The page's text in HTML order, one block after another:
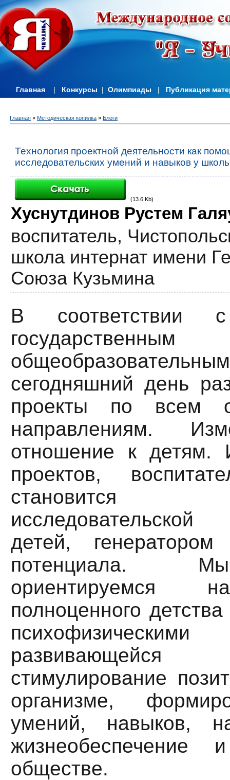
Главная | Конкурсы | Олимпиады | Публикация
Главная » Методическая копилка » Блоги
Технология проектной деятельности как
исследовательских умений и навыков у
(13.6 Kb)
Хуснутдинов Рустем
воспитатель,
школа интернат имени
Союза Кузьмина
В соответствии
государственным
сегодняшний день
проекты по всем
направлениям.
отношение к детям.
проектов,
становится
детей, генератором
потенциала.
ориентируемся
полноценного
психофизическими
стимулирование
организме,
умений, навыков,
обществе.